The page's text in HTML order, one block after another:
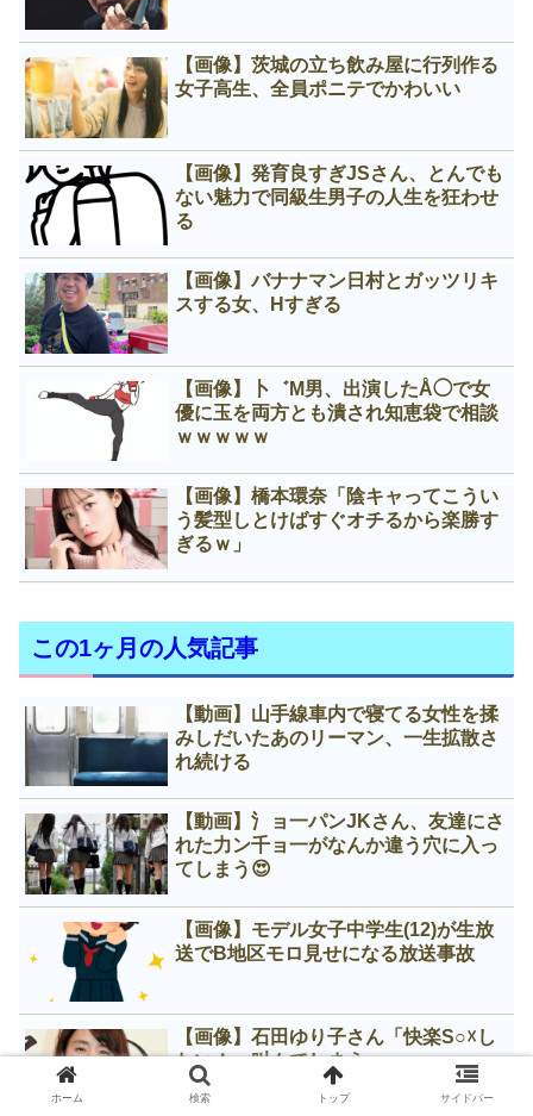
【画像】茨城の立ち飲み屋に行列作る
女子高生、全員ポニテでかわいい
【画像】発育良すぎJSさん、とんでも
ない魅力で同級生男子の人生を狂わせ
る
【画像】バナナマン日村とガッツリキ
スする女、Нすぎる
【画像】卜゛M男、出演したÅ◯で女
優に玉を両方とも潰され知恵袋で相談
ｗｗｗｗｗ
【画像】橋本環奈「陰キャってこうい
う髪型しとけばすぐオチるから楽勝す
ぎるｗ」
この1ヶ月の人気記事
【動画】山手線車内で寝てる女性を揉
みしだいたあのリーマン、一生拡散さ
れ続ける
【動画】氵ョ一パンJKさん、友達にさ
れた力ン千ョ一がなんか違う穴に入っ
てしまう😍
【画像】モデル女子中学生(12)が生放
送でB地区モロ見せになる放送事故
【画像】石田ゆり子さん「快楽S○☓し
たい！」叫んでしまう
ホーム 検索 トップ サイドバー